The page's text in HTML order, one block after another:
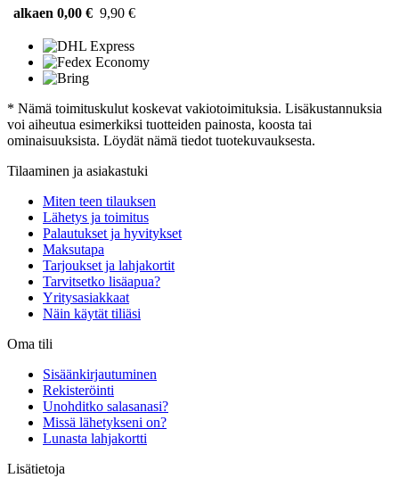
alkaen 0,00 € 9,90 €
* Nämä toimituskulut koskevat vakiotoimituksia. Lisäkustannuksia
voi aiheutua esimerkiksi tuotteiden painosta, koosta tai
ominaisuuksista. Löydät nämä tiedot tuotekuvauksesta.
Tilaaminen ja asiakastuki
Miten teen tilauksen
Lähetys ja toimitus
Palautukset ja hyvitykset
Maksutapa
Tarjoukset ja lahjakortit
Tarvitsetko lisäapua?
Yritysasiakkaat
Näin käytät tiliäsi
Oma tili
Sisäänkirjautuminen
Rekisteröinti
Unohditko salasanasi?
Missä lähetykseni on?
Lunasta lahjakortti
Lisätietoja